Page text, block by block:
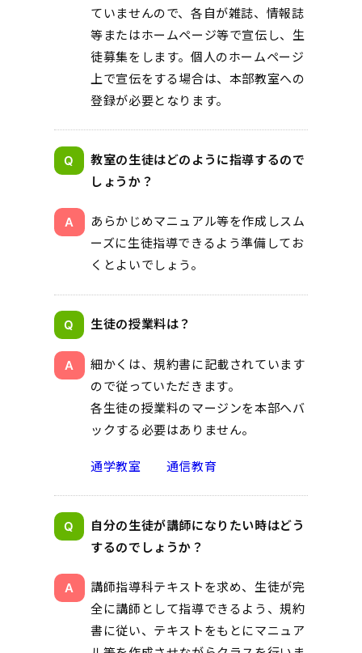
ていませんので、各自が雑誌、情報誌
等またはホームページ等で宣伝し、生
徒募集をします。個人のホームページ
上で宣伝をする場合は、本部教室への
登録が必要となります。
教室の生徒はどのように指導するので
しょうか？
あらかじめマニュアル等を作成しスム
ーズに生徒指導できるよう準備してお
くとよいでしょう。
生徒の授業料は？
細かくは、規約書に記載されています
ので従っていただきます。
各生徒の授業料のマージンを本部へバ
ックする必要はありません。
通学教室 通信教育
自分の生徒が講師になりたい時はどう
するのでしょうか？
講師指導科テキストを求め、生徒が完
全に講師として指導できるよう、規約
書に従い、テキストをもとにマニュア